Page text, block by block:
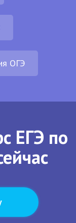
ОГЭ
ЕГЭ по